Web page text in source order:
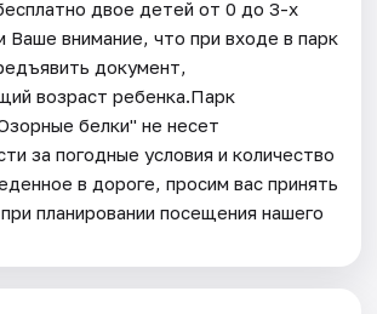
двое детей от 0 до 3-х
внимание, что при входе в парк
документ,
возраст ребенка.Парк
белки" не несет
за погодные условия и количество
в дороге, просим вас принять
планировании посещения нашего